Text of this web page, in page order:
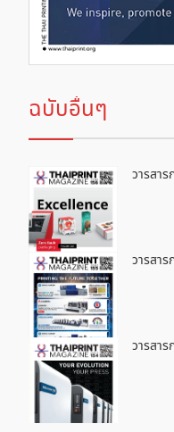
ฉบับอื่นๆ
วารสา
วารสา
วารสา